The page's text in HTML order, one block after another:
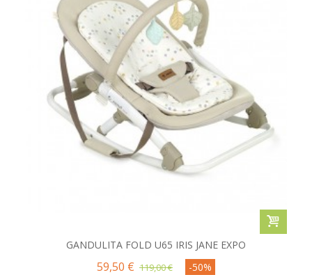
GANDULITA FOLD U65 IRIS JANE EXPO
59,50 € 119,00 € -50%